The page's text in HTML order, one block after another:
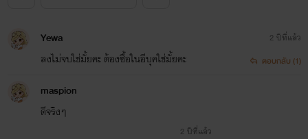
Yewa
ลงไม่จบใช่มั้ยคะ ต้องซื้อในอีบุคใช่มั้ยคะ
2 ปีที่แล้ว
ตอบกลับ (1)
maspion
ดีจริงๆ
2 ปีที่แล้ว